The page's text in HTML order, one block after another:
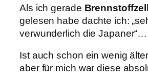
Als ich gerade
gelesen habe dachte ich:
verwunderlich die Japaner“…
Ist auch schon ein wenig
aber für mich war diese